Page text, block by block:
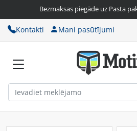
Bezmaksas piegāde uz Pasta
Kontakti Mani pasūtījumi